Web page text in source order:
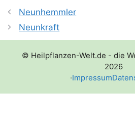
Neunhemmler
Neunkraft
© Heilpflanzen-Welt.de - die
2026
·Impressum